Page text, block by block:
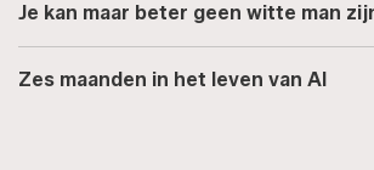
Je kan maar beter geen witte man
Zes maanden in het leven van AI